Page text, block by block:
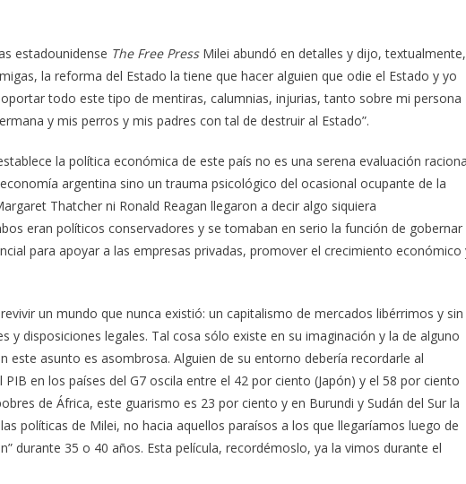
estadounidense The Free PressMilei abundó en detalles y dijo, textualmente,
la reforma del Estado la tiene que hacer alguien que odie el Estado y yo
todo este tipo de mentiras, calumnias, injurias, tanto sobre mi persona
y mis perros y mis padres con tal de destruir al Estado”.
la política económica de este país no es una serena evaluación
argentina sino un trauma psicológico del ocasional ocupante de la
Thatcher ni Ronald Reagan llegaron a decir algo siquiera
eran políticos conservadores y se tomaban en serio la función de gobernar
para apoyar a las empresas privadas, promover el crecimiento económico
un mundo que nunca existió: un capitalismo de mercados libérrimos y sin
y disposiciones legales. Tal cosa sólo existe en su imaginación y la de alguno
este asunto es asombrosa. Alguien de su entorno debería recordarle al
en los países del G7 oscila entre el 42 por ciento (Japón) y el 58 por ciento
de África, este guarismo es 23 por ciento y en Burundi y Sudán del Sur la
políticas de Milei, no hacia aquellos paraísos a los que llegaríamos luego de
durante 35 o 40 años. Esta película, recordémoslo, ya la vimos durante el